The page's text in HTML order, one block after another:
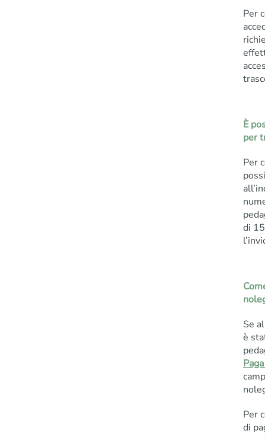
Per
È
per
Per
di
Se
è
Per
di